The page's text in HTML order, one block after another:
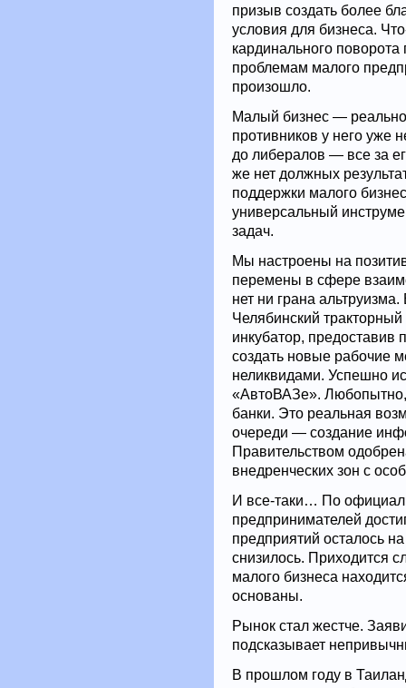
призыв создать более
условия для бизнеса.
кардинального поворота
проблемам малого
произошло.
Малый бизнес —
противников у него уже
до либералов — все за
же нет должных
поддержки малого
универсальный
задач.
Мы настроены на
перемены в сфере
нет ни грана
Челябинский
инкубатор,
создать новые рабочие
неликвидами. Успешно
«АвтоВАЗе».
банки. Это реальная
очереди — создание
Правительством
внедренческих зон с
И все-таки… По
предпринимателей
предприятий осталось
снизилось. Приходится
малого бизнеса
основаны.
Рынок стал жестче.
подсказывает
В прошлом году в